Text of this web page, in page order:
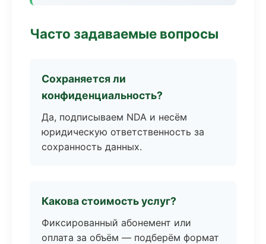
Часто задаваемые вопросы
Сохраняется ли
конфиденциальность?
Да, подписываем NDA и несём
юридическую ответственность за
сохранность данных.
Какова стоимость услуг?
Фиксированный абонемент или
оплата за объём — подберём формат